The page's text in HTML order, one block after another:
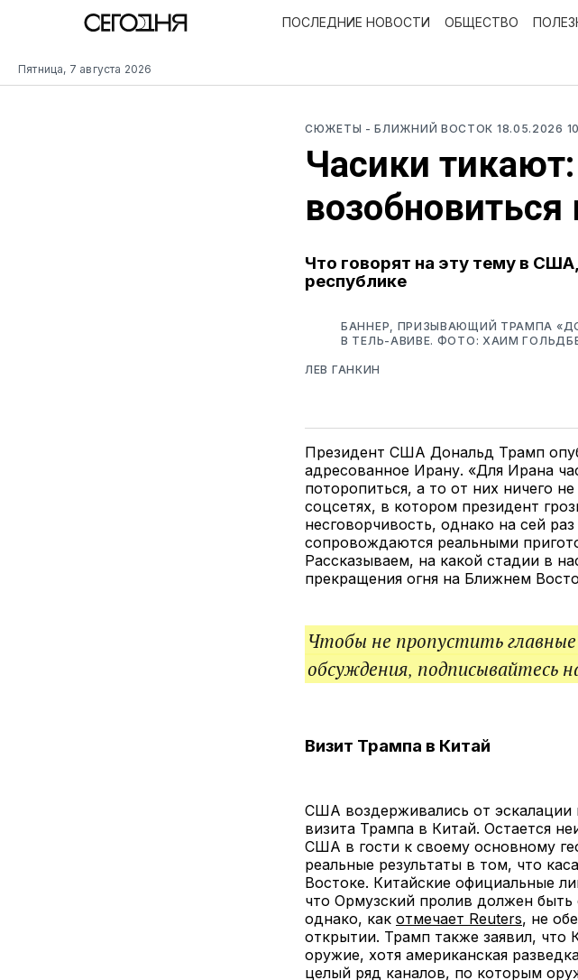
Пятница, 7 августа 2026
ПОСЛЕДНИЕ НОВОСТИ ОБЩЕСТВО
СЮЖЕТЫ - БЛИЖНИЙ ВОСТОК 18.05.2026
Часики
Что говорят на эту тему в
республике
БАННЕР, ПРИЗЫВАЮЩИЙ ТРАМПА
В ТЕЛЬ-АВИВЕ. ФОТО: ХАИМ
ЛЕВ ГАНКИН
Президент США Дональд Трамп
адресованное Ирану. «Для Ирана
поторопиться, а то от них ничего
соцсетях, в котором президент
несговорчивость, однако на сей
сопровождаются реальными
Рассказываем, на какой стадии в
прекращения огня на Ближнем
Чтобы не пропустить
обсуждения, подписывайтесь
Визит Трампа в Китай
США воздерживались от эскалации
визита Трампа в Китай. Остается
США в гости к своему основному
реальные результаты в том, что
Востоке. Китайские официальные
что Ормузский пролив должен
однако, как отмечает Reuters, не
открытии. Трамп также заявил, что
оружие, хотя американская
целый ряд каналов, по которым